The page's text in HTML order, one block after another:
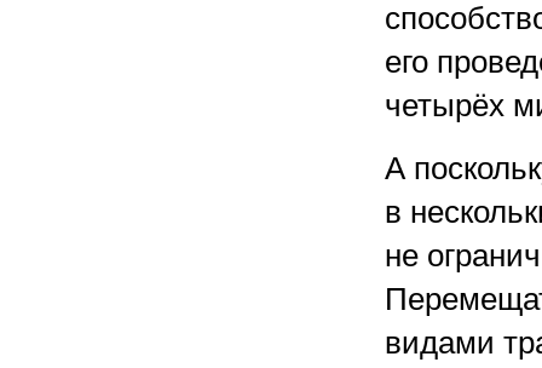
его
четырёх
А
в
не
видами